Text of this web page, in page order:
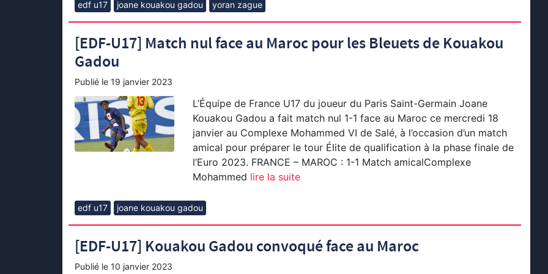
edf u17 joane kouakou gadou yoran zague
[EDF-U17] Match nul face au Maroc pour les Bleuets de Kouakou
Gadou
Publié le 19 janvier 2023
L’Équipe de France U17 du joueur du Paris Saint-Germain Joane
Kouakou Gadou a fait match nul 1-1 face au Maroc ce mercredi 18
janvier au Complexe Mohammed VI de Salé, à l’occasion d’un match
amical pour préparer le tour Élite de qualification à la phase finale de
l’Euro 2023. FRANCE – MAROC : 1-1 Match amicalComplexe
Mohammed lire la suite
edf u17 joane kouakou gadou
[EDF-U17] Kouakou Gadou convoqué face au Maroc
Publié le 10 janvier 2023